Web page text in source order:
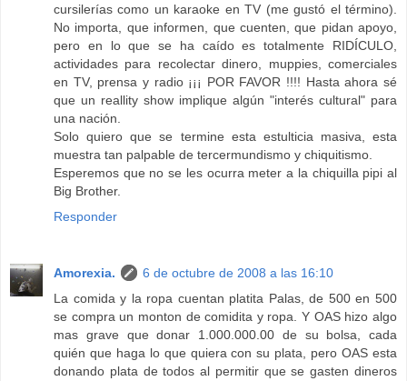
cursilerías como un karaoke en TV (me gustó el término).
No importa, que informen, que cuenten, que pidan apoyo,
pero en lo que se ha caído es totalmente RIDÍCULO,
actividades para recolectar dinero, muppies, comerciales
en TV, prensa y radio ¡¡¡ POR FAVOR !!!! Hasta ahora sé
que un reallity show implique algún "interés cultural" para
una nación.
Solo quiero que se termine esta estulticia masiva, esta
muestra tan palpable de tercermundismo y chiquitismo.
Esperemos que no se les ocurra meter a la chiquilla pipi al
Big Brother.
Responder
Amorexia.
6 de octubre de 2008 a las 16:10
La comida y la ropa cuentan platita Palas, de 500 en 500
se compra un monton de comidita y ropa. Y OAS hizo algo
mas grave que donar 1.000.000.00 de su bolsa, cada
quién que haga lo que quiera con su plata, pero OAS esta
donando plata de todos al permitir que se gasten dineros